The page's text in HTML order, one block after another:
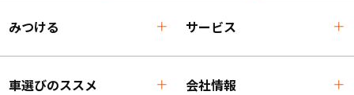
みつける サービス
車選びのススメ 会社情報